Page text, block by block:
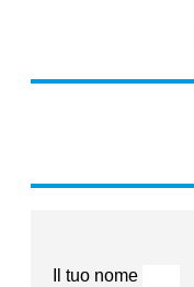
Il tuo nome